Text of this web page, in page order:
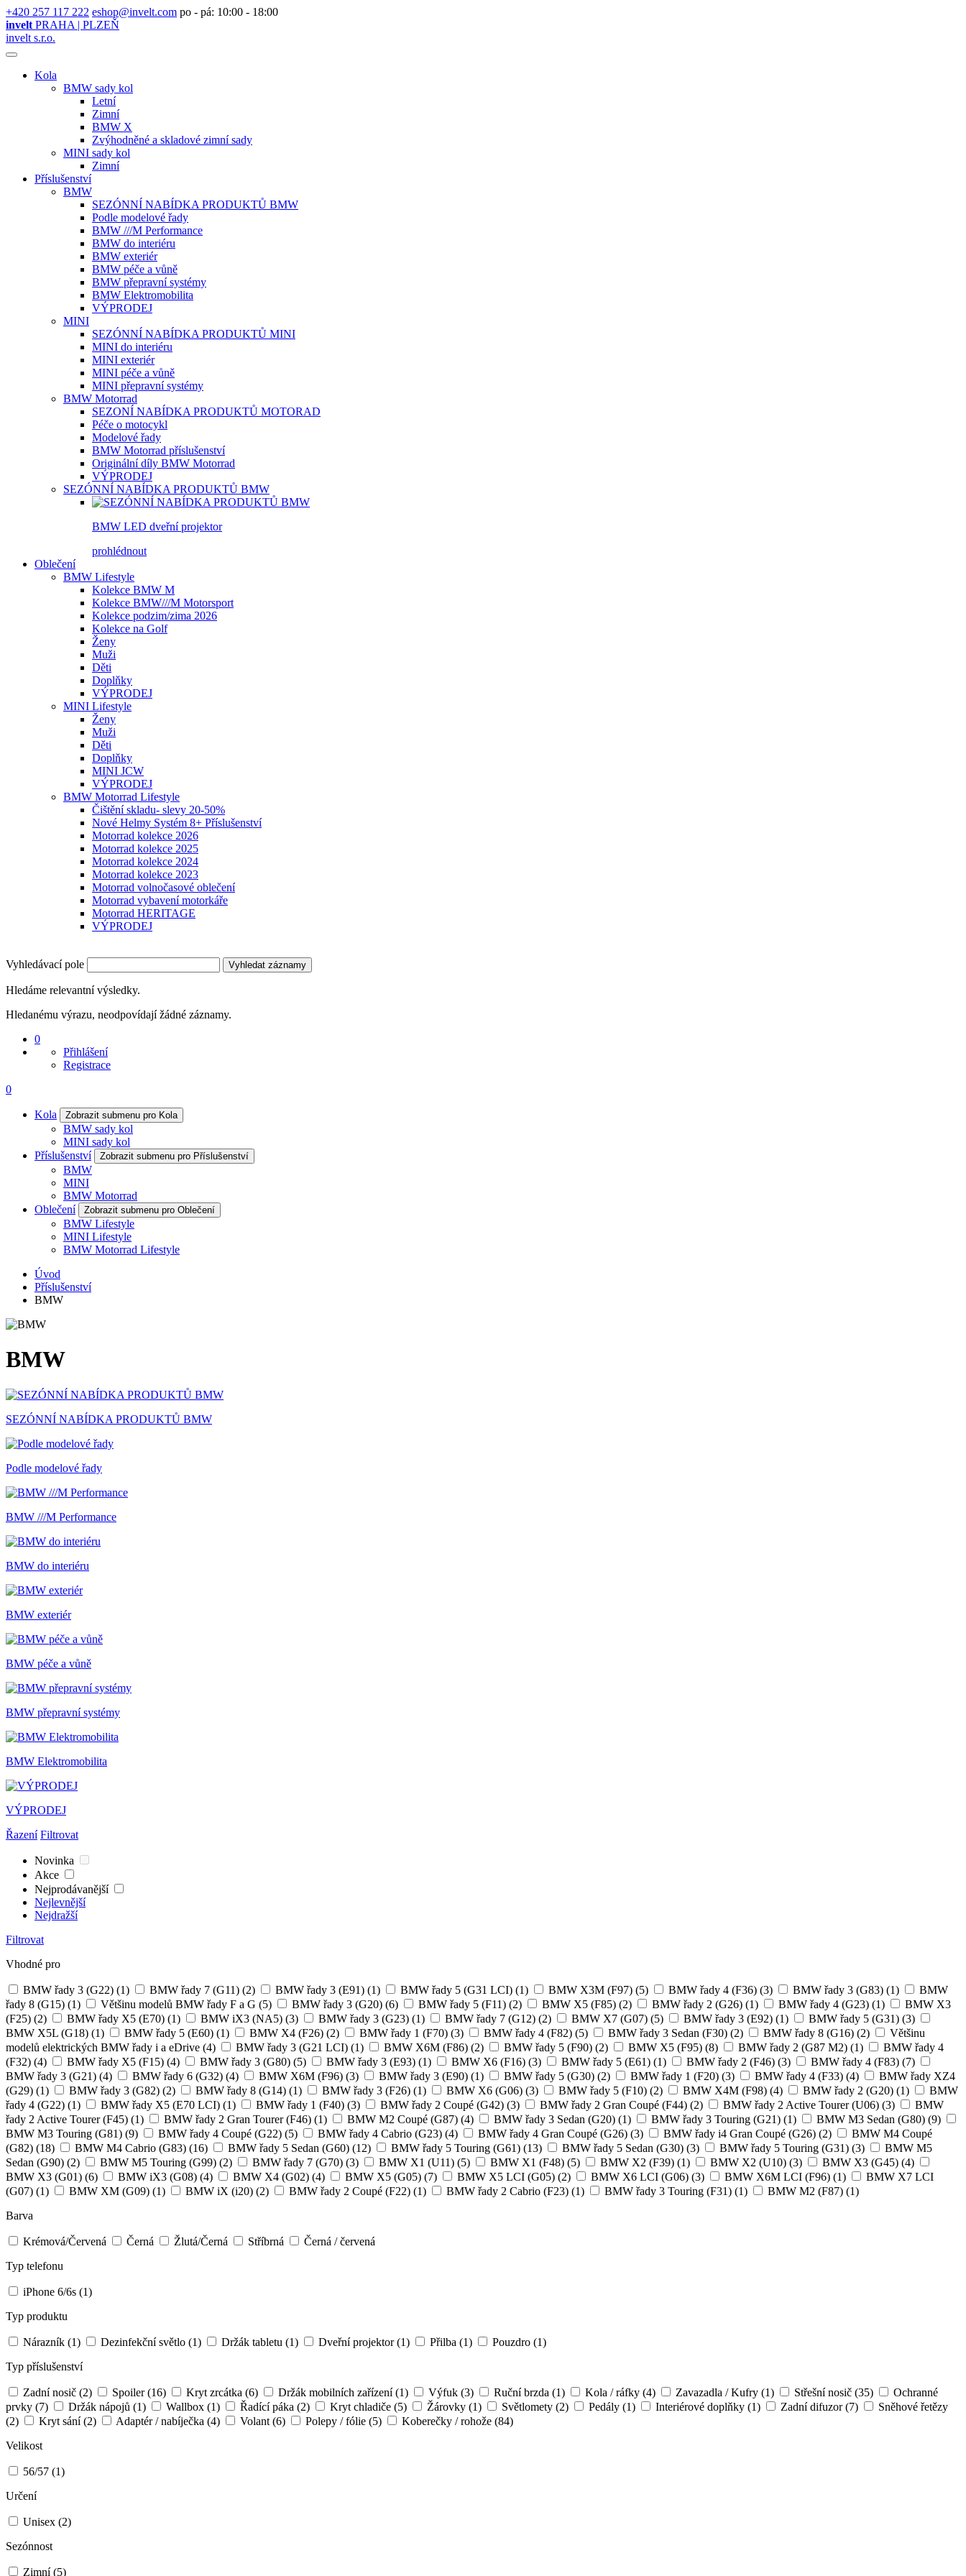
+420 257 117 222 eshop@invelt.com po - pá: 10:00 - 18:00
invelt PRAHA | PLZEŇ
invelt s.r.o.
Kola
BMW sady kol
Letní
Zimní
BMW X
Zvýhodněné a skladové zimní sady
MINI sady kol
Zimní
Příslušenství
BMW
SEZÓNNÍ NABÍDKA PRODUKTŮ BMW
Podle modelové řady
BMW ///M Performance
BMW do interiéru
BMW exteriér
BMW péče a vůně
BMW přepravní systémy
BMW Elektromobilita
VÝPRODEJ
MINI
SEZÓNNÍ NABÍDKA PRODUKTŮ MINI
MINI do interiéru
MINI exteriér
MINI péče a vůně
MINI přepravní systémy
BMW Motorrad
SEZONÍ NABÍDKA PRODUKTŮ MOTORAD
Péče o motocykl
Modelové řady
BMW Motorrad příslušenství
Originální díly BMW Motorrad
VÝPRODEJ
SEZÓNNÍ NABÍDKA PRODUKTŮ BMW
BMW LED dveřní projektor
prohlédnout
Oblečení
BMW Lifestyle
Kolekce BMW M
Kolekce BMW///M Motorsport
Kolekce podzim/zima 2026
Kolekce na Golf
Ženy
Muži
Děti
Doplňky
VÝPRODEJ
MINI Lifestyle
Ženy
Muži
Děti
Doplňky
MINI JCW
VÝPRODEJ
BMW Motorrad Lifestyle
Čištění skladu- slevy 20-50%
Nové Helmy Systém 8+ Příslušenství
Motorrad kolekce 2026
Motorrad kolekce 2025
Motorrad kolekce 2024
Motorrad kolekce 2023
Motorrad volnočasové oblečení
Motorrad vybavení motorkáře
Motorrad HERITAGE
VÝPRODEJ
Vyhledávací pole Vyhledat záznamy
Hledáme relevantní výsledky.
Hledanému výrazu, neodpovídají žádné záznamy.
0
Přihlášení
Registrace
0
Kola Zobrazit submenu pro Kola
BMW sady kol
MINI sady kol
Příslušenství
Zobrazit submenu pro Příslušenství
BMW
MINI
BMW Motorrad
Oblečení
Zobrazit submenu pro Oblečení
BMW Lifestyle
MINI Lifestyle
BMW Motorrad Lifestyle
Úvod
Příslušenství
BMW
BMW
SEZÓNNÍ NABÍDKA PRODUKTŮ BMW
Podle modelové řady
BMW ///M Performance
BMW do interiéru
BMW exteriér
BMW péče a vůně
BMW přepravní systémy
BMW Elektromobilita
VÝPRODEJ
Řazení Filtrovat
Novinka
Akce
Nejprodávanější
Nejlevnější
Nejdražší
Filtrovat
Vhodné pro
BMW řady 3 (G22) (1) BMW řady 7 (G11) (2) BMW řady 3 (E91) (1) BMW řady 5 (G31 LCI) (1) BMW X3M (F97) (5) BMW řady 4 (F36) (3) BMW řady 3 (G83) (1)
BMW
řady 8 (G15) (1) Většinu modelů BMW řady F a G (5) BMW řady 3 (G20) (6) BMW řady 5 (F11) (2) BMW X5 (F85) (2) BMW řady 2 (G26) (1) BMW řady 4 (G23) (1)
BMW X3
(F25) (2) BMW řady X5 (E70) (1) BMW iX3 (NA5) (3) BMW řady 3 (G23) (1) BMW řady 7 (G12) (2) BMW X7 (G07) (5) BMW řady 3 (E92) (1) BMW řady 5 (G31) (3)
BMW X5L (G18) (1) BMW řady 5 (E60) (1) BMW X4 (F26) (2) BMW řady 1 (F70) (3) BMW řady 4 (F82) (5) BMW řady 3 Sedan (F30) (2) BMW řady 8 (G16) (2)
Většinu
modelů elektrických BMW řady i a eDrive (4) BMW řady 3 (G21 LCI) (1) BMW X6M (F86) (2) BMW řady 5 (F90) (2) BMW X5 (F95) (8) BMW řady 2 (G87 M2) (1)
BMW řady 4
(F32) (4) BMW řady X5 (F15) (4) BMW řady 3 (G80) (5) BMW řady 3 (E93) (1) BMW X6 (F16) (3) BMW řady 5 (E61) (1) BMW řady 2 (F46) (3) BMW řady 4 (F83) (7)
BMW řady 3 (G21) (4) BMW řady 6 (G32) (4) BMW X6M (F96) (3) BMW řady 3 (E90) (1) BMW řady 5 (G30) (2) BMW řady 1 (F20) (3) BMW řady 4 (F33) (4)
BMW řady XZ4
(G29) (1) BMW řady 3 (G82) (2) BMW řady 8 (G14) (1) BMW řady 3 (F26) (1) BMW X6 (G06) (3) BMW řady 5 (F10) (2) BMW X4M (F98) (4) BMW řady 2 (G20) (1)
BMW
řady 4 (G22) (1) BMW řady X5 (E70 LCI) (1) BMW řady 1 (F40) (3) BMW řady 2 Coupé (G42) (3) BMW řady 2 Gran Coupé (F44) (2) BMW řady 2 Active Tourer (U06) (3)
BMW
řady 2 Active Tourer (F45) (1) BMW řady 2 Gran Tourer (F46) (1) BMW M2 Coupé (G87) (4) BMW řady 3 Sedan (G20) (1) BMW řady 3 Touring (G21) (1) BMW M3 Sedan (G80) (9)
BMW M3 Touring (G81) (9) BMW řady 4 Coupé (G22) (5) BMW řady 4 Cabrio (G23) (4) BMW řady 4 Gran Coupé (G26) (3) BMW řady i4 Gran Coupé (G26) (2)
BMW M4 Coupé
(G82) (18) BMW M4 Cabrio (G83) (16) BMW řady 5 Sedan (G60) (12) BMW řady 5 Touring (G61) (13) BMW řady 5 Sedan (G30) (3) BMW řady 5 Touring (G31) (3)
BMW M5
Sedan (G90) (2) BMW M5 Touring (G99) (2) BMW řady 7 (G70) (3) BMW X1 (U11) (5) BMW X1 (F48) (5) BMW X2 (F39) (1) BMW X2 (U10) (3) BMW X3 (G45) (4)
BMW X3 (G01) (6) BMW iX3 (G08) (4) BMW X4 (G02) (4) BMW X5 (G05) (7) BMW X5 LCI (G05) (2) BMW X6 LCI (G06) (3) BMW X6M LCI (F96) (1)
BMW X7 LCI
(G07) (1) BMW XM (G09) (1) BMW iX (i20) (2) BMW řady 2 Coupé (F22) (1) BMW řady 2 Cabrio (F23) (1) BMW řady 3 Touring (F31) (1) BMW M2 (F87) (1)
Barva
Krémová/Červená Černá Žlutá/Černá Stříbrná
Černá / červená
Typ telefonu
iPhone 6/6s (1)
Typ produktu
Nárazník (1) Dezinfekční světlo (1) Držák tabletu (1) Dveřní projektor(1) Přilba (1) Pouzdro (1)
Typ příslušenství
Zadní nosič (2) Spoiler(16) Kryt zrcátka (6) Držák mobilních zařízení(1) Výfuk (3) Ruční brzda (1) Kola / ráfky (4) Zavazadla / Kufry (1) Střešní nosič (35)
Ochranné
prvky (7) Držák nápojů (1) Wallbox (1) Řadící páka (2) Kryt chladiče (5) Žárovky (1) Světlomety (2) Pedály (1) Interiérové doplňky (1) Zadní difuzor(7)
Sněhové řetězy
(2)
Kryt sání(2) Adaptér / nabíječka (4) Volant (6) Polepy / fólie (5) Koberečky / rohože (84)
Velikost
56/57 (1)
Určení
Unisex (2)
Sezónnost
Zimní(5)